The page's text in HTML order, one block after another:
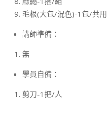
毛根(大包/混色)-1包/共用
講師準備：
無
學員自備：
剪刀-1把/人